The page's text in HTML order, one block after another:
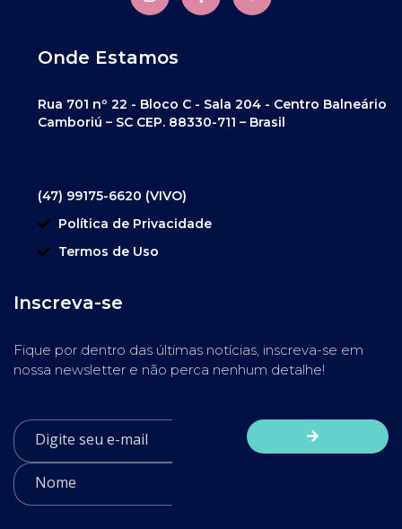
Onde Estamos
Rua 701 nº 22 - Bloco C - Sala 204 - Centro Balneário
Camboriú – SC CEP. 88330-711 – Brasil
(47) 99175-6620 (VIVO)
Política de Privacidade
Termos de Uso
Inscreva-se
Fique por dentro das últimas notícias, inscreva-se em
nossa newsletter e não perca nenhum detalhe!